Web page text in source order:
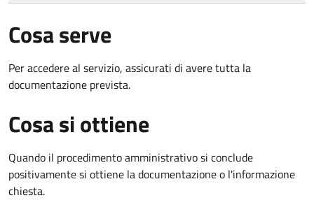
Cosa serve
Per accedere al servizio, assicurati di avere tutta la
documentazione prevista.
Cosa si ottiene
Quando il procedimento amministrativo si conclude
positivamente si ottiene la documentazione o l'informazione
chiesta.